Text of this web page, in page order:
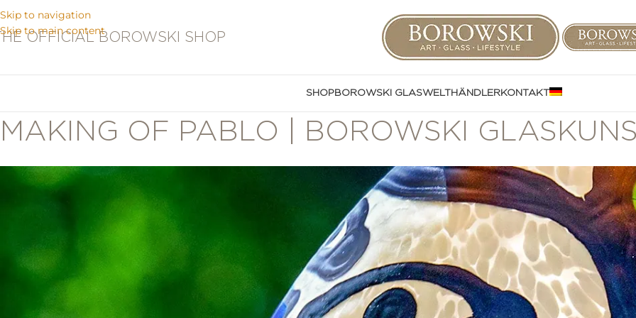
Skip to navigation
Skip to main content
OFFICIAL BOROWSKI SHOP
SHOPBOROWSKI GLASWELTHÄNDLERKONTAKT
MAKING OF PABLO | BOROWSKI